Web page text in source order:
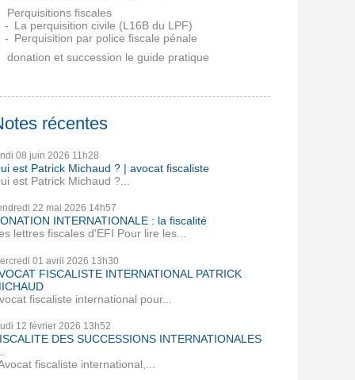
Perquisitions fiscales
La perquisition civile (L16B du LPF)
Perquisition par police fiscale pénale
donation et succession le guide pratique
récentes
08 juin 2026 11h28
est Patrick Michaud ? | avocat fiscaliste
est Patrick Michaud ?...
22 mai 2026 14h57
INTERNATIONALE : la fiscalité
lettres fiscales d'EFI Pour lire les...
01 avril 2026 13h30
FISCALISTE INTERNATIONAL PATRICK
fiscaliste international pour...
12 février 2026 13h52
DES SUCCESSIONS INTERNATIONALES
fiscaliste international,...